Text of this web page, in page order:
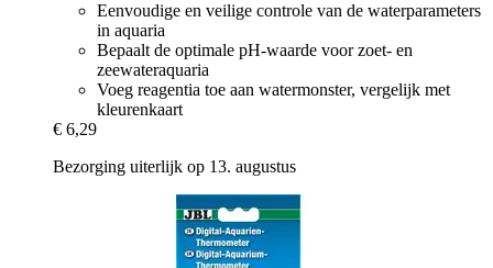
Eenvoudige en veilige controle van de waterparameters
in aquaria
Bepaalt de optimale pH-waarde voor zoet- en
zeewateraquaria
Voeg reagentia toe aan watermonster, vergelijk met
kleurenkaart
€ 6,29
Bezorging uiterlijk op 13. augustus